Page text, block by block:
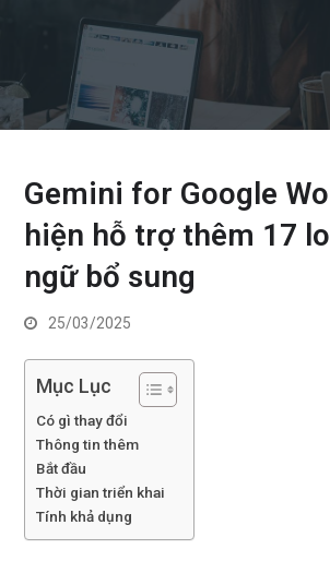
Gemini for Google
hiện hỗ trợ thêm 17
ngữ bổ sung
25/03/2025
Mục Lục
Có gì thay đổi
Thông tin thêm
Bắt đầu
Thời gian triển khai
Tính khả dụng